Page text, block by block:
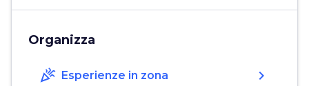
Organizza
celebration Esperienze in zona chevron_right